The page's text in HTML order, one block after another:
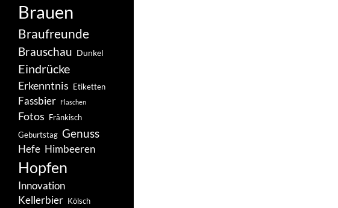
Brauen
Braufreunde
Brauschau Dunkel
Eindrücke
Erkenntnis Etiketten
Fassbier Flaschen
Fotos Fränkisch
Geburtstag Genuss
Hefe Himbeeren
Hopfen
Innovation
Kellerbier Kölsch